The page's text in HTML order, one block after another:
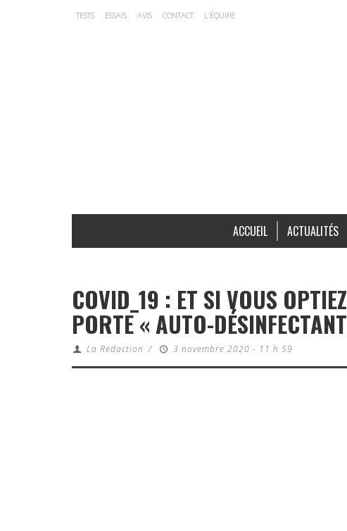
TESTS ESSAIS AVIS CONTACT L’ÉQUIPE
ACCUEIL ACTUALITÉS
COVID_19 : ET SI VOUS
PORTE « AUTO-
La Redaction / 3 novembre 2020 - 11 h 59